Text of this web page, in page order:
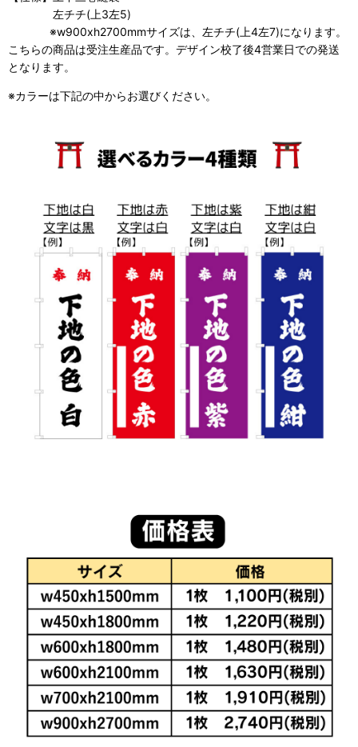
左チチ(上3左5)
※w900xh2700mmサイズは、左チチ(上4左7)になります。
こちらの商品は受注生産品です。デザイン校了後4営業日での発送
となります。
※カラーは下記の中からお選びください。